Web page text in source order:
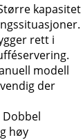
kapasitet
rett i
modell
der
Dobbel
høy